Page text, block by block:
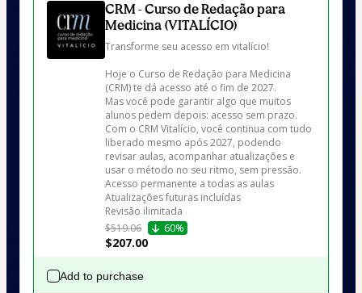
CRM - Curso de Redação para
Medicina (VITALÍCIO)
Transforme seu acesso em vitalício!
Hoje o Curso de Redação para Medicina
(CRM) te dá acesso até o fim de 2027.
Mas você pode garantir algo que muitos
alunos pedem depois: acesso sem prazo.
Com o CRM Vitalício, você continua com tudo
liberado mesmo após 2027, podendo
revisar aulas, acompanhar atualizações e
usar o método no seu ritmo, sem pressão.
Acesso permanente a todas as aulas
Atualizações futuras incluídas
Revisão ilimitada
$519.06
60%
$207.00
Add to purchase